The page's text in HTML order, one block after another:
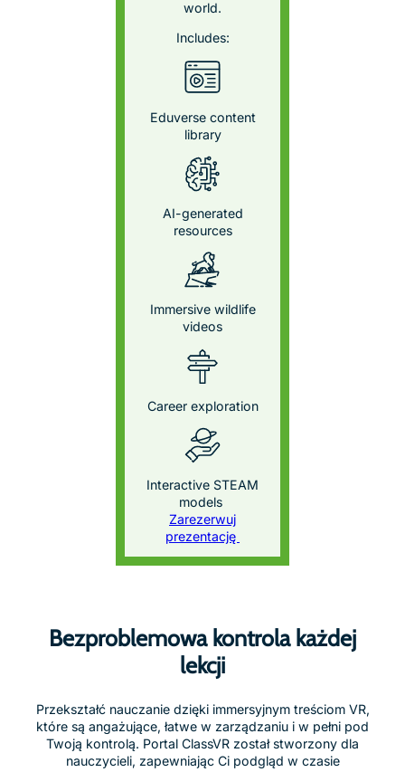
Bezproblemowa kontrola każdej
lekcji
Przekształć nauczanie dzięki immersyjnym treściom VR,
Twoją kontrolą. Portal ClassVR został stworzony dla
nauczycieli, zapewniając Ci podgląd w czasie
rzeczywistym oraz narzędzia do prowadzenia,
monitorowania i ulepszania każdej lekcji VR.
Uruchamianie doświadczeń VR
jednocześnie
Wyślij doświadczenie VR do każdego zestawu jednym
kliknięciem lub pozwól uczniom eksplorować
samodzielnie, we własnym tempie.